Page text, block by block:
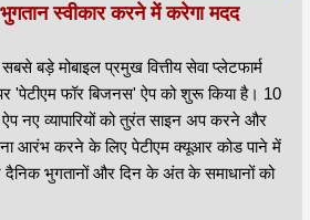
भुगतान स्वीकार करने में करेगा मदद
बड़े मोबाइल प्रमुख वित्तीय सेवा प्लेटफार्म
'पेटीएम फॉर बिजनस' ऐप को शुरू किया है। 10
नए व्यापारियों को तुरंत साइन अप करने और
आरंभ करने के लिए पेटीएम क्यूआर कोड पाने में
दैनिक भुगतानों और दिन के अंत के समाधानों को